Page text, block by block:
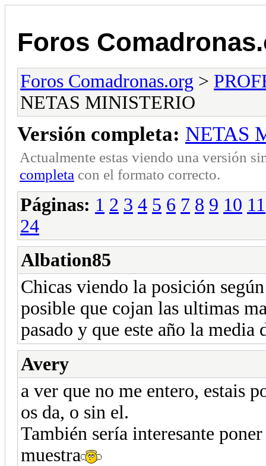
Foros
Foros Comadronas.org >
NETAS MINISTERIO
Versión completa: NETAS
Actualmente estas viendo una versión
completa con el formato correcto.
Páginas: 1 2 3 4 5 6 7 8 9 10 11
24
Albation85
Chicas viendo la posición
posible que cojan las ultimas
pasado y que este año la media
Avery
a ver que no me entero, estais
os da, o sin el.
También sería interesante
muestra